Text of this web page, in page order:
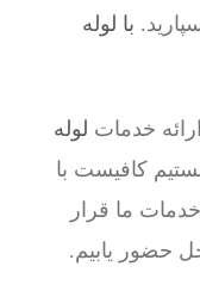
با لوله
خدمات لوله
کافیست با
ما قرار
حضور یابیم.